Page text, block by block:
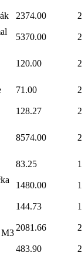
2374.00
5370.00
120.00
71.00
128.27
8574.00
83.25
1480.00
144.73
M3
2081.66
483.90